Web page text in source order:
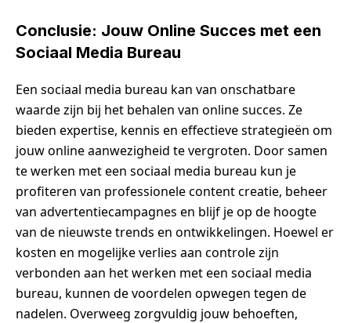
Conclusie: Jouw Online Succes met een
Sociaal Media Bureau
Een sociaal media bureau kan van onschatbare
waarde zijn bij het behalen van online succes. Ze
bieden expertise, kennis en effectieve strategieën om
jouw online aanwezigheid te vergroten. Door samen
te werken met een sociaal media bureau kun je
profiteren van professionele content creatie, beheer
van advertentiecampagnes en blijf je op de hoogte
van de nieuwste trends en ontwikkelingen. Hoewel er
kosten en mogelijke verlies aan controle zijn
verbonden aan het werken met een sociaal media
bureau, kunnen de voordelen opwegen tegen de
nadelen. Overweeg zorgvuldig jouw behoeften,